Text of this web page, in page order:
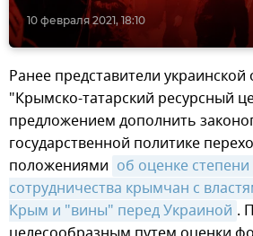
10 февраля 2021, 18:10
Ранее представители украинской
"Крымско-татарский ресурсный
предложением дополнить
государственной политике
положениями об оценке
сотрудничества крымчан с
Крым и "вины" перед Украиной .